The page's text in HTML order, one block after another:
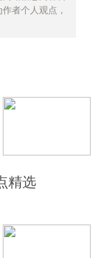
者个人观点，
精选